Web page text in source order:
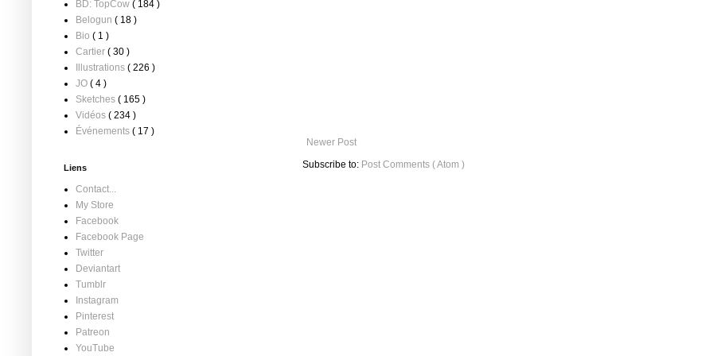
Newer Post
Subscribe to: Post Comments ( Atom )
BD: TopCow ( 184 )
Belogun ( 18 )
Bio ( 1 )
Cartier ( 30 )
Illustrations ( 226 )
JO ( 4 )
Sketches ( 165 )
Vidéos ( 234 )
Événements ( 17 )
Liens
Contact...
My Store
Facebook
Facebook Page
Twitter
Deviantart
Tumblr
Instagram
Pinterest
Patreon
YouTube